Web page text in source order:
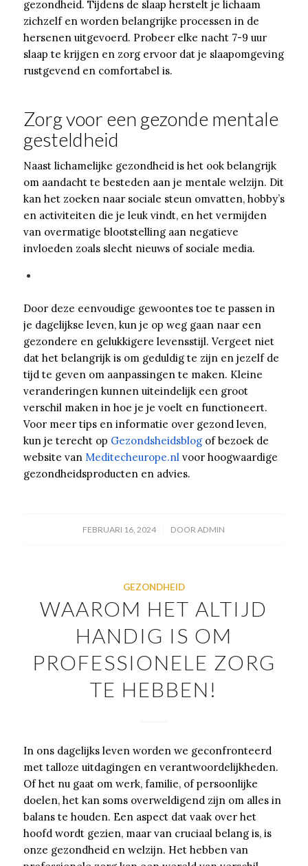
gezondheid. Tijdens de slaap herstelt je lichaam
zichzelf en worden belangrijke processen in de
hersenen uitgevoerd. Probeer elke nacht 7-9 uur
slaap te krijgen en zorg ervoor dat je slaapomgeving
rustgevend en comfortabel is.
Zorg voor een gezonde mentale
gesteldheid
Naast lichamelijke gezondheid is het ook belangrijk
om aandacht te besteden aan je mentale welzijn. Dit
kan het zoeken naar sociale steun omvatten, hobby’s
en activiteiten die je leuk vindt, en het vermijden
van overmatige blootstelling aan negatieve
invloeden zoals slecht nieuws of sociale media.
Door deze eenvoudige gewoontes toe te passen in
je dagelijkse leven, kun je op weg gaan naar een
gezondere en gelukkigere levensstijl. Vergeet niet
dat het belangrijk is om geduldig te zijn en jezelf de
tijd te geven om aanpassingen te maken. Kleine
veranderingen kunnen uiteindelijk een groot
verschil maken in hoe je je voelt en functioneert.
Voor meer tips en informatie over gezond leven,
kun je terecht op Gezondsheidsblogof bezoek de
website vanMeditecheurope.nlvoor hoogwaardige
gezondheidsproducten en advies.
FEBRUARI 16, 2024
/ DOORADMIN
GEZONDHEID
WAAROM HET ALTIJD
HANDIG IS OM
PROFESSIONELE ZORG
TE HEBBEN!
In ons dagelijks leven worden we geconfronteerd
met talloze uitdagingen en verantwoordelijkheden.
Of het nu gaat om werk, familie, of persoonlijke
doelen, het kan soms overweldigend zijn om alles in
balans te houden. Een aspect dat vaak over het
hoofd wordt gezien, maar van cruciaal belang is, is
onze gezondheid en welzijn. Het hebben van